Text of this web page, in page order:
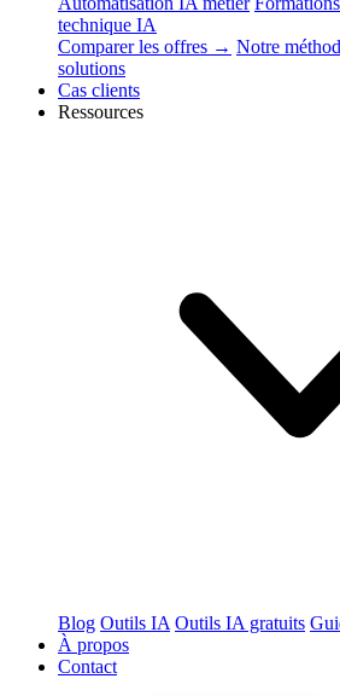
technique IA
Comparer les offres → Notre
solutions
Cas clients
Ressources
Blog Outils IA Outils IA gratuits
À propos
Contact